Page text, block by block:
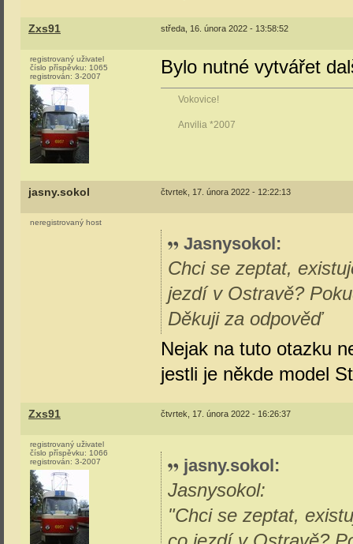
Zxs91 středa, 16. února 2022 - 13:58:52
registrovaný uživatel
číslo příspěvku: 1065
registrován: 3-2007 Bylo nutné vytvářet
Vokovice!
Anvilia *2007
jasny.sokol čtvrtek, 17. února 2022 - 12:22:13
neregistrovaný host
Jasnysokol:
Chci se zeptat,
jezdí v Ostravě?
Děkuji za odpověď
Nejak na tuto otazku
jestli je někde model
Zxs91 čtvrtek, 17. února 2022 - 16:26:37
registrovaný uživatel
číslo příspěvku: 1066
registrován: 3-2007 jasny.sokol:
Jasnysokol:
"Chci se zeptat,